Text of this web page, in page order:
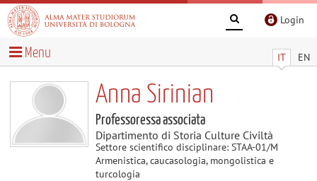
Login
IT EN
Menu
Anna Sirinian
Professoressa associata
Dipartimento di Storia Culture Civiltà
Settore scientifico disciplinare: STAA-01/M
Armenistica, caucasologia, mongolistica e
turcologia